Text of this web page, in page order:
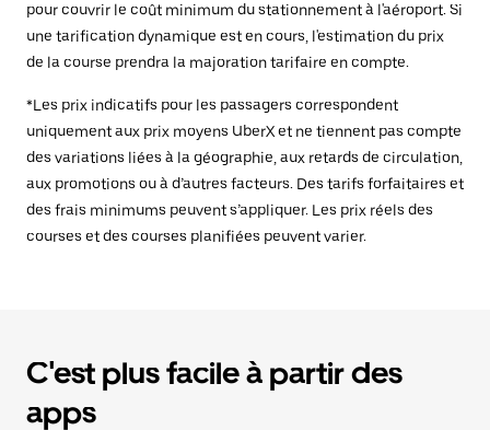
pour couvrir le coût minimum du stationnement à l'aéroport. Si
une tarification dynamique est en cours, l'estimation du prix
de la course prendra la majoration tarifaire en compte.
*Les prix indicatifs pour les passagers correspondent
uniquement aux prix moyens UberX et ne tiennent pas compte
des variations liées à la géographie, aux retards de circulation,
aux promotions ou à d’autres facteurs. Des tarifs forfaitaires et
des frais minimums peuvent s’appliquer. Les prix réels des
courses et des courses planifiées peuvent varier.
C'est plus facile à partir des
apps